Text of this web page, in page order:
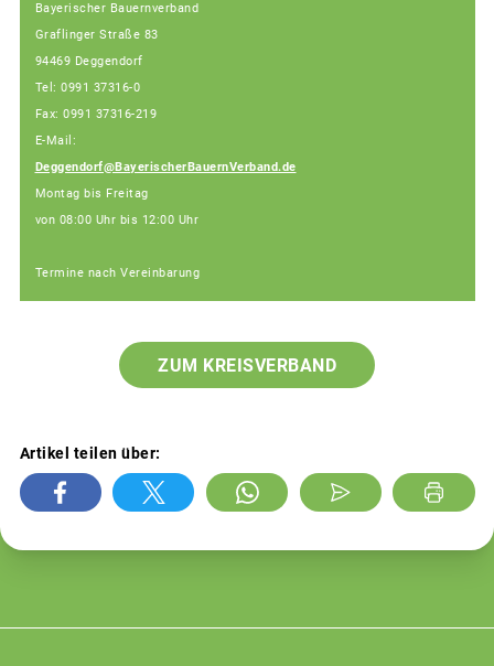
Bayerischer Bauernverband
Graflinger Straße 83
94469 Deggendorf
Tel: 0991 37316-0
Fax: 0991 37316-219
E-Mail:
Deggendorf@BayerischerBauernVerband.de
Montag bis Freitag
von 08:00 Uhr bis 12:00 Uhr
Termine nach Vereinbarung
ZUM KREISVERBAND
Artikel teilen über: